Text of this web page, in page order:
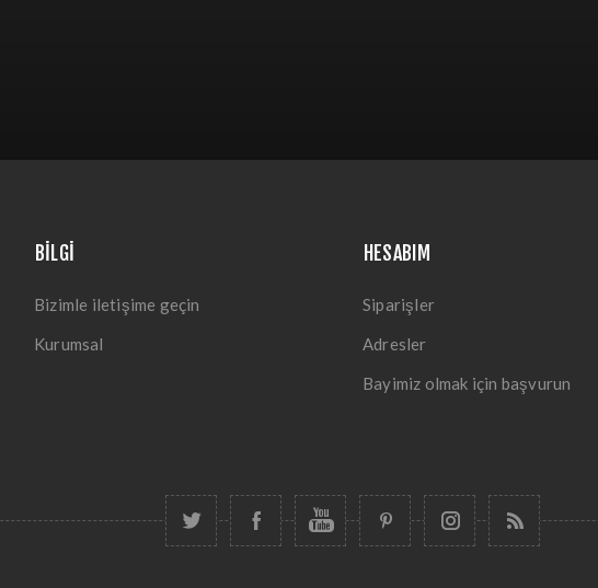
BILGI
Bizimle iletişime geçin
Kurumsal
HESABIM
Siparişler
Adresler
Bayimiz olmak için başvurun